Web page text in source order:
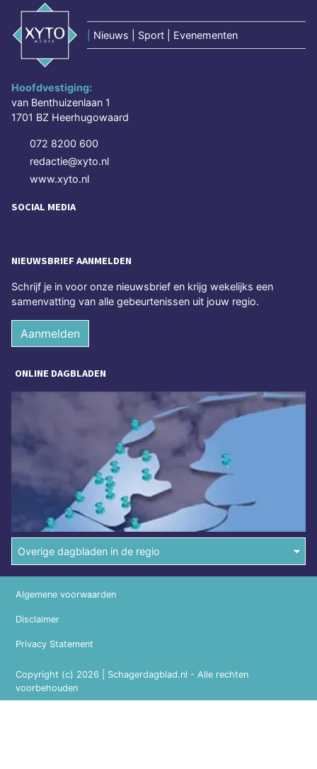
Nieuws | Sport | Evenementen
Hoofdvestiging:
van Benthuizenlaan 1
1701 BZ Heerhugowaard
072 8200 600
redactie@xyto.nl
www.xyto.nl
SOCIAL MEDIA
NIEUWSBRIEF AANMELDEN
Schrijf je in voor onze nieuwsbrief en krijg wekelijks een
samenvatting van alle gebeurtenissen uit jouw regio.
Aanmelden
ONLINE DAGBLADEN
Overige dagbladen in de regio
Copyright (c) 2026 | Schagerdagblad.nl - Alle rechten
voorbehouden
Algemene voorwaarden
Disclaimer
Privacy Statement